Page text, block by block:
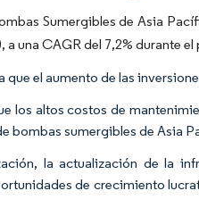
Sumergibles de Asia
a una CAGR del 7,2% durante
que el aumento de las
los altos costos de
bombas sumergibles de Asia
la actualización de la
de crecimiento